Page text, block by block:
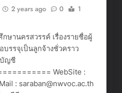
2 years ago 0
1
ษานครสวรรค์ เรื่องรายชื่อผู้
รรจุเป็นลูกจ้างชั่วคราว
บัญชี
WebSite :
: saraban@nwvoc.ac.th